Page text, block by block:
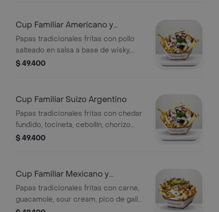
personas.
Cup Familiar Americano y
Argentino
Papas tradicionales fritas con pollo
salteado en salsa a base de wisky,
piña, chorizo argentino, lomito de
personas.
$ 49.400
Cup Familiar Suizo Argentino
Papas tradicionales fritas con chedar
fundido, tocineta, cebollín, chorizo
argentino, lomito de cerdo, morcilla
$ 49.400
Cup Familiar Mexicano y
Argentino
Papas tradicionales fritas con carne,
guacamole, sour cream, pico de gallo,